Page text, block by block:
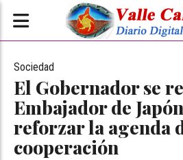
El Gobernador se
Embajador de
reforzar la agenda
cooperación
Sociedad